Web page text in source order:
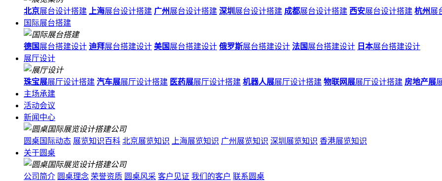
北京展台设计搭建 上海展台设计搭建 广州展台设计搭建 深圳 展台设计搭建 成都展台设计搭建 西安展台设计搭建 杭州展
国际展台搭建
德国 展台搭建设计 迪拜展台搭建设计 美国 展台搭建设计 俄罗斯展台搭建设计 法国 展台搭建设计 日本展台搭建设计
展厅设计
珠宝展展厅设计搭建 汽车展展厅设计搭建 医药展展厅设计搭建 机器人展展厅设计搭建 物联网展展厅设计搭建 房地产展
主场承建
活动会议
新闻中心
圆桌国际动态 展览知识百科 北京展览知识 上海展览知识 广州展览知识 深圳展览知识 香港展览知识
关于圆桌
公司简介 圆桌理念 荣誉资质 圆桌风采 客户见证 我们的客户 联系圆桌